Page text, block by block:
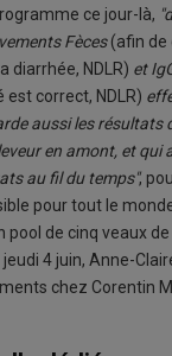
ce jour-là,
Fèces(afin
diarrhée, NDLR) et
correct, NDLR)
aussi les résultats
en amont, et qui
au fil du temps",
pour tout le
pool de cinq veaux
4 juin, Anne-
chez Corentin